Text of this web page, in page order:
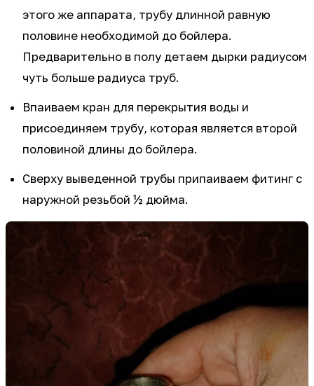
этого же аппарата, трубу длинной равную
половине необходимой до бойлера.
Предварительно в полу детаем дырки радиусом
чуть больше радиуса труб.
Впаиваем кран для перекрытия воды и
присоединяем трубу, которая является второй
половиной длины до бойлера.
Сверху выведенной трубы припаиваем фитинг с
наружной резьбой ½ дюйма.